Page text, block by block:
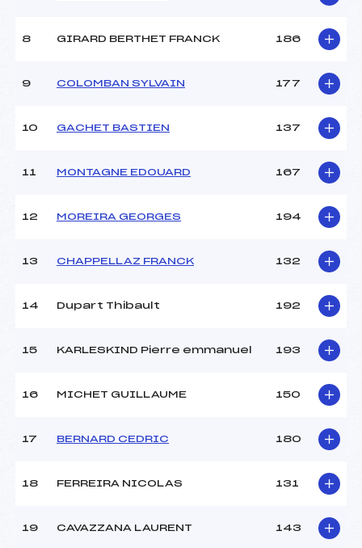
8 GIRARD BERTHET FRANCK 186
9 COLOMBAN SYLVAIN 177
10 GACHET BASTIEN 137
11 MONTAGNE EDOUARD 167
12 MOREIRA GEORGES 194
13 CHAPPELLAZ FRANCK 132
14 Dupart Thibault 192
15 KARLESKIND Pierre emmanuel 193
16 MICHET GUILLAUME 150
17 BERNARD CEDRIC 180
18 FERREIRA NICOLAS 131
19 CAVAZZANA LAURENT 143